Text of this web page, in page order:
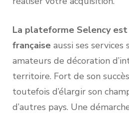
La plateforme Selency
française aussi ses
amateurs de décoration
territoire. Fort de son
toutefois d’élargir son
d’autres pays. Une